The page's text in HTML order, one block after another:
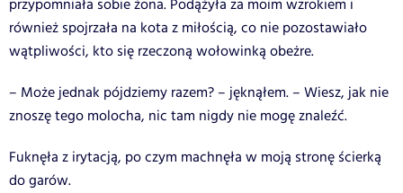
przypomniała sobie żona. Podążyła za moim wzrokiem i
również spojrzała na kota z miłością, co nie pozostawiało
wątpliwości, kto się rzeczoną wołowinką obeżre.
– Może jednak pójdziemy razem? – jęknąłem. – Wiesz, jak nie
znoszę tego molocha, nic tam nigdy nie mogę znaleźć.
Fuknęła z irytacją, po czym machnęła w moją stronę ścierką
do garów.